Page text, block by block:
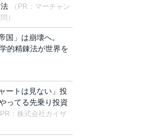
（PR：マーチャン
）
国」は崩壊へ。
的精錬法が世界を
ートは見ない」投
ってる先乗り投資
PR：株式会社カイザ